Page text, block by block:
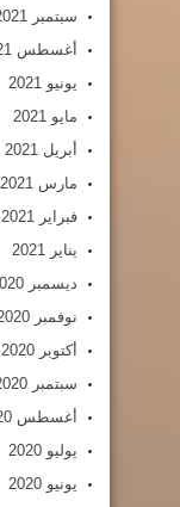
سبتمبر 2021
أغسطس 2021
يونيو 2021
مايو 2021
أبريل 2021
مارس 2021
فبراير 2021
يناير 2021
ديسمبر 2020
نوفمبر 2020
أكتوبر 2020
سبتمبر 2020
أغسطس 2020
يوليو 2020
يونيو 2020